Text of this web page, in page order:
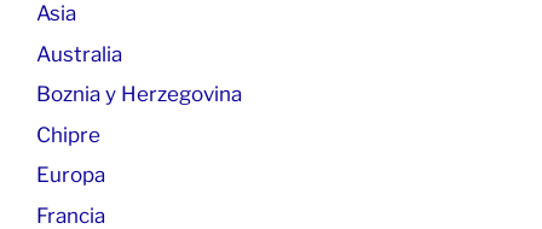
Asia
Australia
Boznia y Herzegovina
Chipre
Europa
Francia